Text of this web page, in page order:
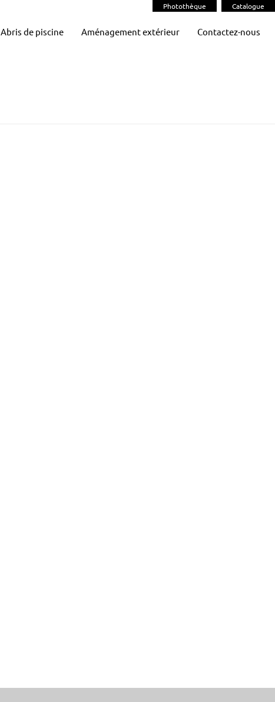
Photothèque Catalogue
Abris de piscine Aménagement extérieur Contactez-nous